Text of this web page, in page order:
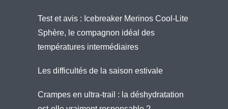
Test et avis : Icebreaker Merinos Cool-Lite
Sphère, le compagnon idéal des
températures intermédiaires
Les difficultés de la saison estivale
Crampes en ultra-trail : la déshydratation